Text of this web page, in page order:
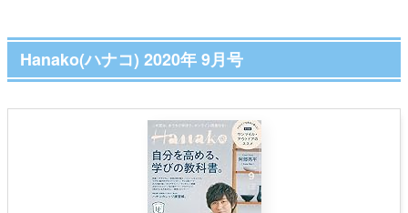
Hanako(ハナコ) 2020年 9月号